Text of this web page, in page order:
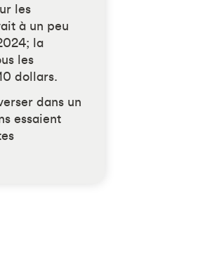
les
à un peu
la
les
dollars.
dans un
essaient